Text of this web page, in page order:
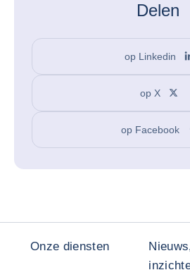
Delen
op Linkedin
op X
op Facebook
Onze diensten